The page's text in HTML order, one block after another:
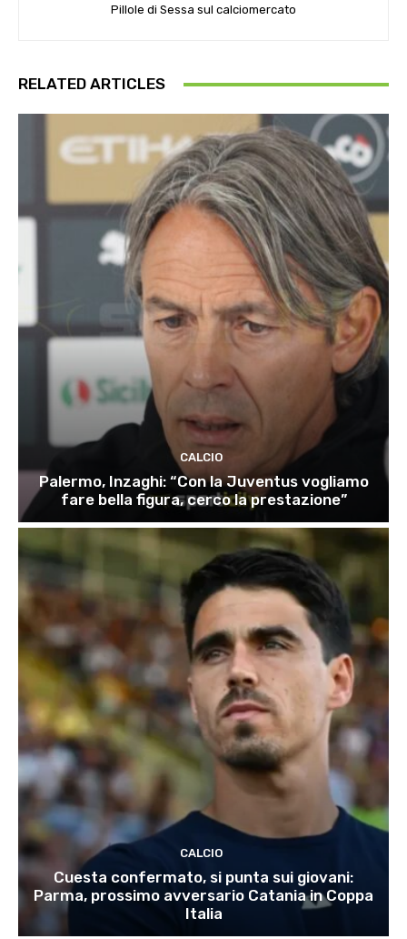
Pillole di Sessa sul calciomercato
RELATED ARTICLES
CALCIO
Palermo, Inzaghi: “Con la Juventus vogliamo
fare bella figura, cerco la prestazione”
CALCIO
Cuesta confermato, si punta sui giovani:
Parma, prossimo avversario Catania in Coppa
Italia